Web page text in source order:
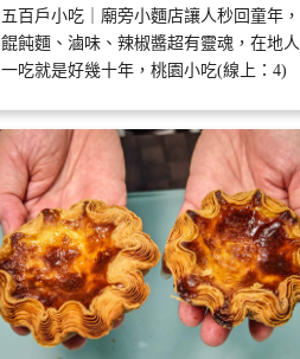
五百戶小吃｜廟旁小麵店讓人秒回童年，
餛飩麵、滷味、辣椒醬超有靈魂，在地人
一吃就是好幾十年，桃園小吃(線上：4)